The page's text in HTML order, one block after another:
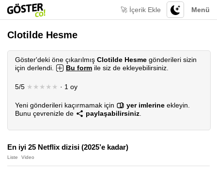
Menü
🚀 İçerik Ekle
Clotilde Hesme
Göster'deki öne çıkarılmış Clotilde Hesme gönderileri sizin
için derlendi.
Bu form ile siz de ekleyebilirsiniz.
5/5 ★★★★★ · 1 oy
Yeni gönderileri kaçırmamak için yer imlerine ekleyin.
Bunu çevrenizle de
paylaşabilirsiniz
En iyi 25 Netflix dizisi (2025’e kadar)
Liste Video